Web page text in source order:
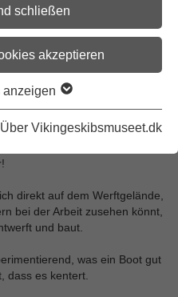
schließen
akzeptieren
anzeigen
Über Vikingeskibsmuseet.dk
für kreative
direkt auf dem Werftgelände,
bei der Arbeit zusehen könnt,
und baut.
was ein Boot gut
dass es kentert.